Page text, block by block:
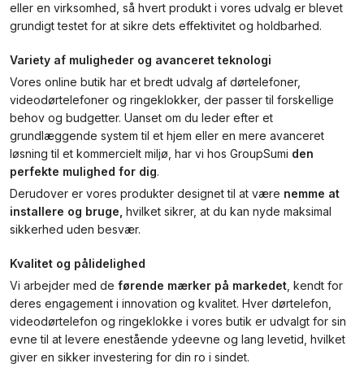
eller en virksomhed, så hvert produkt i vores udvalg er blevet
grundigt testet for at sikre dets effektivitet og holdbarhed.
Variety af muligheder og avanceret teknologi
Vores online butik har et bredt udvalg af dørtelefoner,
videodørtelefoner og ringeklokker, der passer til forskellige
behov og budgetter. Uanset om du leder efter et
grundlæggende system til et hjem eller en mere avanceret
løsning til et kommercielt miljø, har vi hos GroupSumi den
perfekte mulighed for dig.
Derudover er vores produkter designet til at være nemme at
installere og bruge, hvilket sikrer, at du kan nyde maksimal
sikkerhed uden besvær.
Kvalitet og pålidelighed
Vi arbejder med de førende mærker på markedet , kendt for
deres engagement i innovation og kvalitet. Hver dørtelefon,
videodørtelefon og ringeklokke i vores butik er udvalgt for sin
evne til at levere enestående ydeevne og lang levetid, hvilket
giver en sikker investering for din ro i sindet.